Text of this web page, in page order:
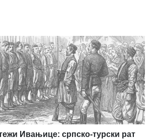
Ивањице: српско-турски рат